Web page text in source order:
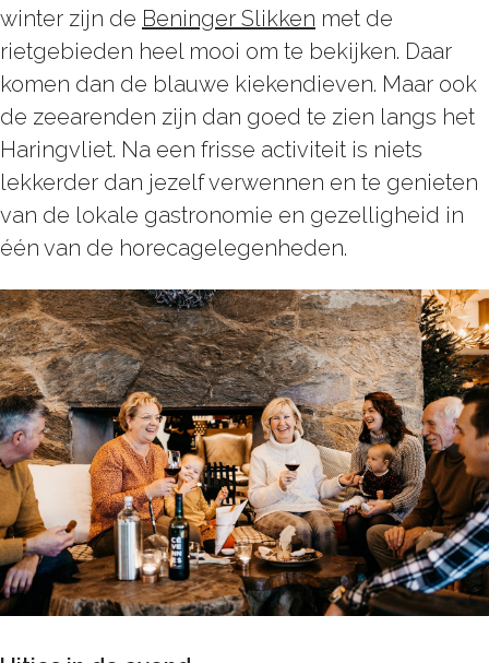
winter zijn de Beninger Slikken met de
rietgebieden heel mooi om te bekijken. Daar
komen dan de blauwe kiekendieven. Maar ook
de zeearenden zijn dan goed te zien langs het
Haringvliet. Na een frisse activiteit is niets
lekkerder dan jezelf verwennen en te genieten
van de lokale gastronomie en gezelligheid in
één van de horecagelegenheden.